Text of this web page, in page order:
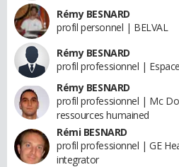
Rémy BESNARD
profil personnel | BELVAL
Rémy BESNARD
profil professionnel |
Rémy BESNARD
profil professionnel | Mc
ressources humained
Rémi BESNARD
profil professionnel | GE
integrator